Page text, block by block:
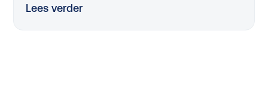
flinke uitdaging. Dus, hoe pak je dit slim aan?
Lees verder